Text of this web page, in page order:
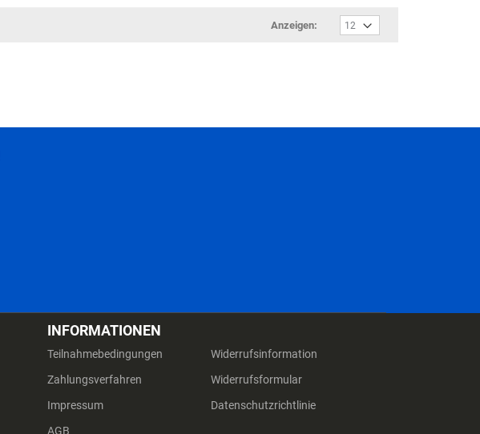
Anzeigen:
INFORMATIONEN
Teilnahmebedingungen
Zahlungsverfahren
Impressum
AGB
Widerrufsinformation
Widerrufsformular
Datenschutzrichtlinie